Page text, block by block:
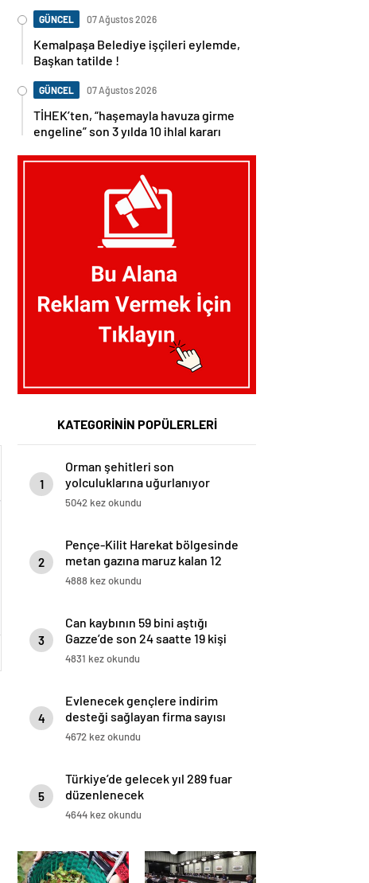
GÜNCEL 07 Ağustos 2026
Kemalpaşa Belediye işçileri eylemde,
Başkan tatilde !
GÜNCEL 07 Ağustos 2026
TİHEK’ten, “haşemayla havuza girme
engeline” son 3 yılda 10 ihlal kararı
KATEGORİNİN POPÜLERLERİ
1
Orman şehitleri son
yolculuklarına uğurlanıyor
5042 kez okundu
2
Pençe-Kilit Harekat bölgesinde
metan gazına maruz kalan 12
asker şehit oldu
4888 kez okundu
3
Can kaybının 59 bini aştığı
Gazze’de son 24 saatte 19 kişi
açlıktan hayatını kaybetti
4831 kez okundu
4
Evlenecek gençlere indirim
desteği sağlayan firma sayısı
artıyor
4672 kez okundu
5
Türkiye’de gelecek yıl 289 fuar
düzenlenecek
4644 kez okundu